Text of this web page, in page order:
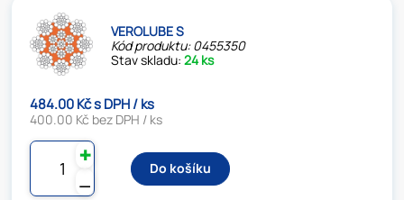
VEROLUBE S
Kód produktu: 0455350
Stav skladu:24 ks
484.00 Kč s DPH / ks
400.00 Kč bez DPH / ks
⚊
✚
Do košíku